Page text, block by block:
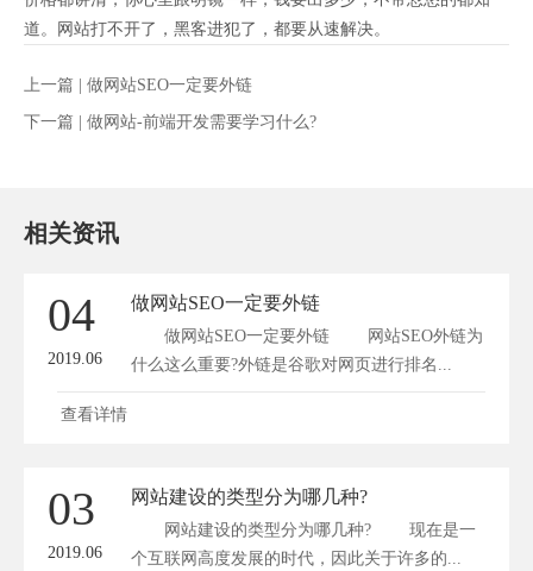
道。网站打不开了，黑客进犯了，都要从速解决。
上一篇 | 做网站SEO一定要外链
下一篇 | 做网站-前端开发需要学习什么?
相关资讯
04
2019.06
做网站SEO一定要外链
做网站SEO一定要外链 网站SEO外链为
什么这么重要?外链是谷歌对网页进行排名...
查看详情
03
2019.06
网站建设的类型分为哪几种?
网站建设的类型分为哪几种? 现在是一
个互联网高度发展的时代，因此关于许多的...